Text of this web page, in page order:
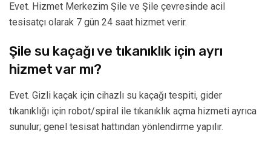
Evet. Hizmet Merkezim Şile ve Şile çevresinde acil
tesisatçı olarak 7 gün 24 saat hizmet verir.
Şile su kaçağı ve tıkanıklık için ayrı
hizmet var mı?
Evet. Gizli kaçak için cihazlı su kaçağı tespiti, gider
tıkanıklığı için robot/spiral ile tıkanıklık açma hizmeti ayrıca
sunulur; genel tesisat hattından yönlendirme yapılır.